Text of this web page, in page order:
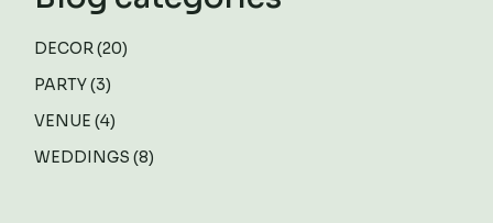
DECOR(20)
PARTY(3)
VENUE (4)
WEDDINGS (8)